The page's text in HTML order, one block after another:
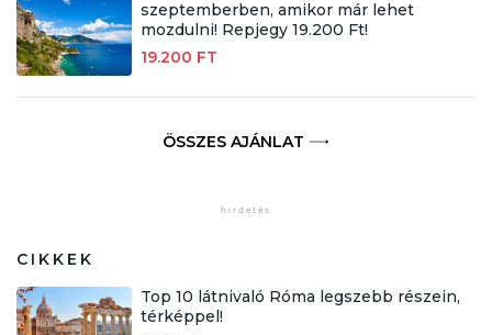
szeptemberben, amikor már lehet
mozdulni! Repjegy 19.200 Ft!
19.200 FT
ÖSSZES AJÁNLAT
CIKKEK
Top 10 látnivaló Róma legszebb részein,
térképpel!